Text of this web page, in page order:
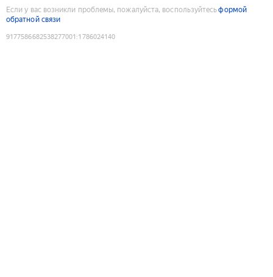
Если у вас возникли проблемы, пожалуйста, воспользуйтесьформой
обратной связи
9177586682538277001 :1786024140